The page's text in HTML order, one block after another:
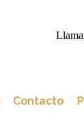
Contacto